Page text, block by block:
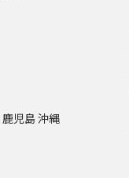
鹿児島沖縄